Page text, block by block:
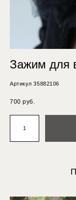
Зажим для
Артикул 35882106
700 pуб.